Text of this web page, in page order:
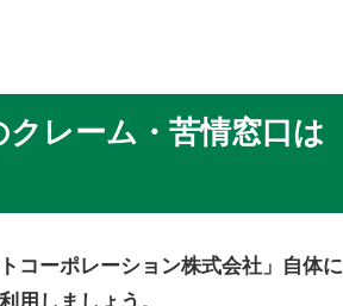
レーム・苦情窓口は
コーポレーション株式会社」自体に